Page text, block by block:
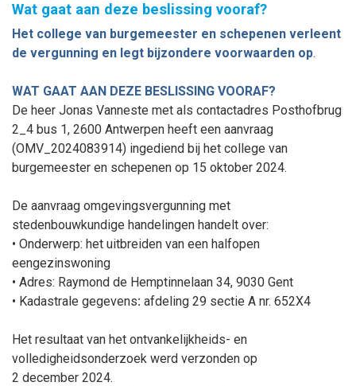
Wat gaat aan deze beslissing vooraf?
Het college van burgemeester en schepenen verleent
de vergunning en legt bijzondere voorwaarden op.
WAT GAAT AAN DEZE BESLISSING VOORAF?
De heer Jonas Vanneste met als contactadres Posthofbrug
2_4 bus 1, 2600 Antwerpen heeft een aanvraag
(OMV_2024083914) ingediend bij het college van
burgemeester en schepenen op 15 oktober 2024.
De aanvraag omgevingsvergunning met
stedenbouwkundige handelingen handelt over:
• Onderwerp: het uitbreiden van een halfopen
eengezinswoning
• Adres: Raymond de Hemptinnelaan 34, 9030 Gent
• Kadastrale gegevens: afdeling 29 sectie A nr. 652X4
Het resultaat van het ontvankelijkheids- en
volledigheidsonderzoek werd verzonden op
2 december 2024.